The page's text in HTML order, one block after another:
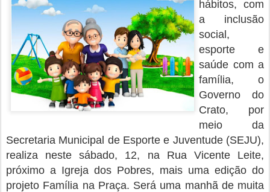
hábitos, com
a inclusão
social,
esporte e
saúde com a
família, o
Governo do
Crato, por
meio da
Secretaria Municipal de Esporte e Juventude (SEJU),
realiza neste sábado, 12, na Rua Vicente Leite,
próximo a Igreja dos Pobres, mais uma edição do
projeto Família na Praça. Será uma manhã de muita